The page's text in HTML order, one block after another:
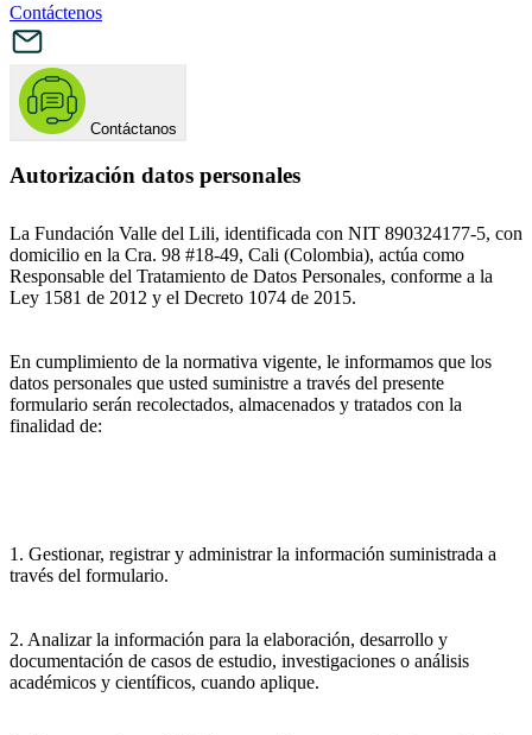
Contáctenos
Contáctanos
Autorización datos personales
La Fundación Valle del Lili, identificada con NIT 890324177-5, con
domicilio en la Cra. 98 #18-49, Cali (Colombia), actúa como
Responsable del Tratamiento de Datos Personales, conforme a la
Ley 1581 de 2012 y el Decreto 1074 de 2015.
En cumplimiento de la normativa vigente, le informamos que los
datos personales que usted suministre a través del presente
formulario serán recolectados, almacenados y tratados con la
finalidad de:
1. Gestionar, registrar y administrar la información suministrada a
través del formulario.
2. Analizar la información para la elaboración, desarrollo y
documentación de casos de estudio, investigaciones o análisis
académicos y científicos, cuando aplique.